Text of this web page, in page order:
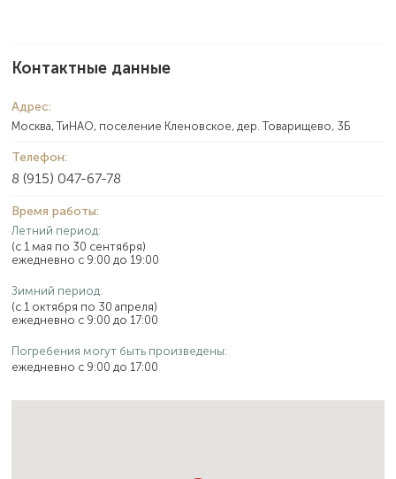
Контактные данные
Адрес:
Москва, ТиНАО, поселение Кленовское, дер. Товарищево, 3Б
Телефон:
8 (915) 047-67-78
Время работы:
Летний период:
(с 1 мая по 30 сентября)
ежедневно с 9:00 до 19:00
Зимний период:
(с 1 октября по 30 апреля)
ежедневно с 9:00 до 17:00
Погребения могут быть произведены:
ежедневно с 9:00 до 17:00